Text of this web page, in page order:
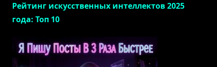
Рейтинг искусственных интеллектов 2025
года: Топ 10